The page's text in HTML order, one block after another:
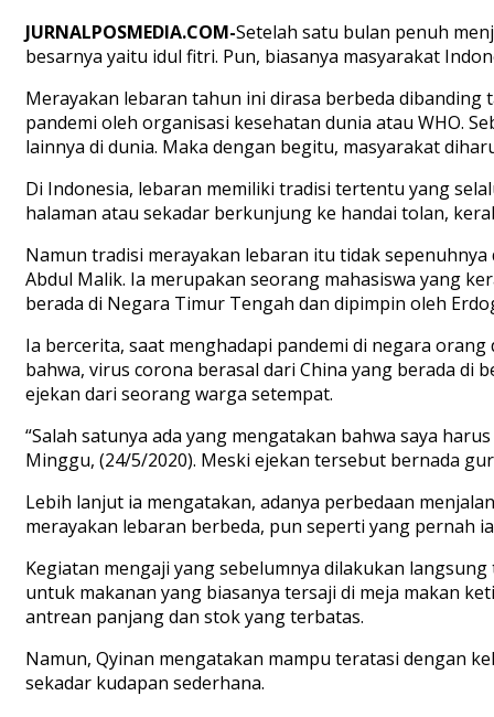
JURNALPOSMEDIA.COM-Setelah satu bulan penuh
besarnya yaitu idul fitri. Pun, biasanya masyarakat
Merayakan lebaran tahun ini dirasa berbeda dibanding
pandemi oleh organisasi kesehatan dunia atau WHO.
lainnya di dunia. Maka dengan begitu, masyarakat
Di Indonesia, lebaran memiliki tradisi tertentu yang
halaman atau sekadar berkunjung ke handai tolan,
Namun tradisi merayakan lebaran itu tidak
Abdul Malik. Ia merupakan seorang mahasiswa yang
berada di Negara Timur Tengah dan dipimpin oleh
Ia bercerita, saat menghadapi pandemi di negara
bahwa, virus corona berasal dari China yang berada di
ejekan dari seorang warga setempat.
“Salah satunya ada yang mengatakan bahwa saya
Minggu, (24/5/2020). Meski ejekan tersebut bernada
Lebih lanjut ia mengatakan, adanya perbedaan
merayakan lebaran berbeda, pun seperti yang pernah
Kegiatan mengaji yang sebelumnya dilakukan
untuk makanan yang biasanya tersaji di meja makan
antrean panjang dan stok yang terbatas.
Namun, Qyinan mengatakan mampu teratasi dengan
sekadar kudapan sederhana.